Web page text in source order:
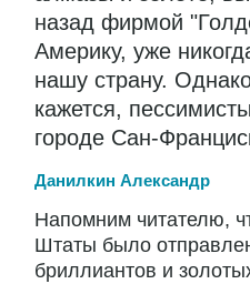
назад фирмой
Америку, уже
нашу страну.
кажется,
городе Сан-
Данилкин Александр
Напомним читателю,
Штаты было
бриллиантов и